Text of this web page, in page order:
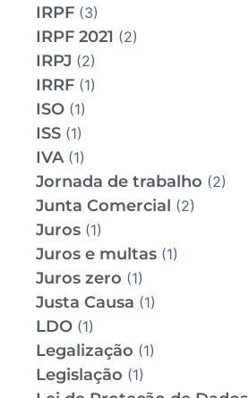
IRPF (3)
IRPF 2021 (2)
IRPJ (2)
IRRF (1)
ISO (1)
ISS (1)
IVA(1)
Jornada de trabalho (2)
Junta Comercial (2)
Juros (1)
Juros e multas (1)
Juros zero (1)
Justa Causa (1)
LDO (1)
Legalização (1)
Legislação (1)